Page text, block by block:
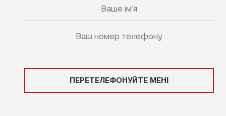
ПЕРЕТЕЛЕФОНУЙТЕ МЕНІ